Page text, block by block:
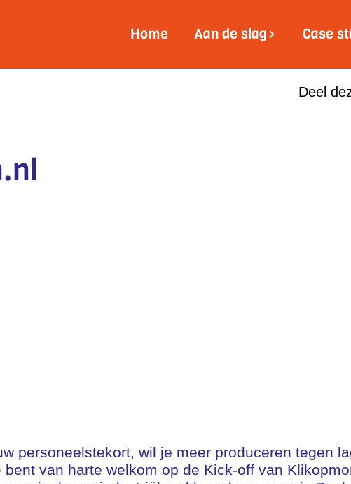
Home Aan de slag Case
Deel
personeelstekort, wil je meer produceren tegen
van harte welkom op de Kick-off van